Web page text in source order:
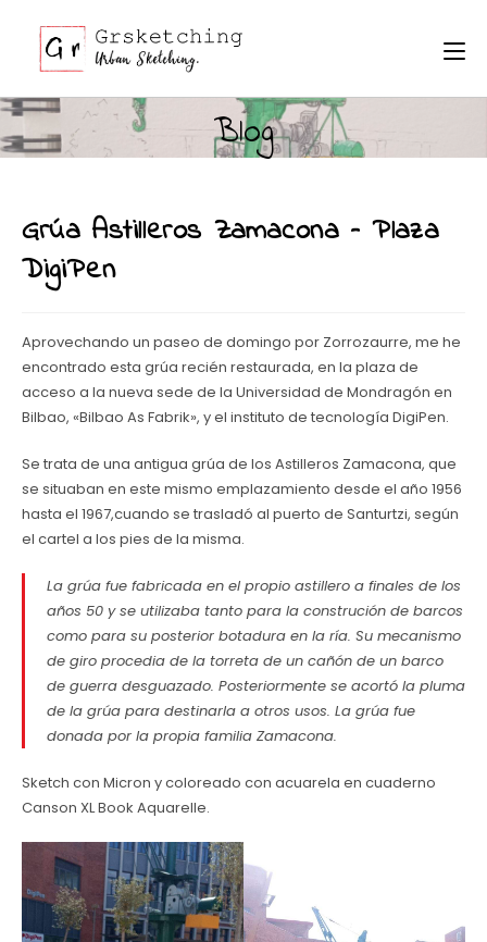
contenido
Blog
Grúa Astilleros Zamacona – Plaza
DigiPen
Aprovechando un paseo de domingo por Zorrozaurre, me he
encontrado esta grúa recién restaurada, en la plaza de
acceso a la nueva sede de la Universidad de Mondragón en
Bilbao, «Bilbao As Fabrik», y el instituto de tecnología DigiPen.
Se trata de una antigua grúa de los Astilleros Zamacona, que
se situaban en este mismo emplazamiento desde el año 1956
hasta el 1967,cuando se trasladó al puerto de Santurtzi, según
el cartel a los pies de la misma.
La grúa fue fabricada en el propio astillero a finales de los
años 50 y se utilizaba tanto para la construción de barcos
como para su posterior botadura en la ría. Su mecanismo
de giro procedia de la torreta de un cañón de un barco
de guerra desguazado. Posteriormente se acortó la pluma
de la grúa para destinarla a otros usos. La grúa fue
donada por la propia familia Zamacona.
Sketch con Micron y coloreado con acuarela en cuaderno
Canson XL Book Aquarelle.